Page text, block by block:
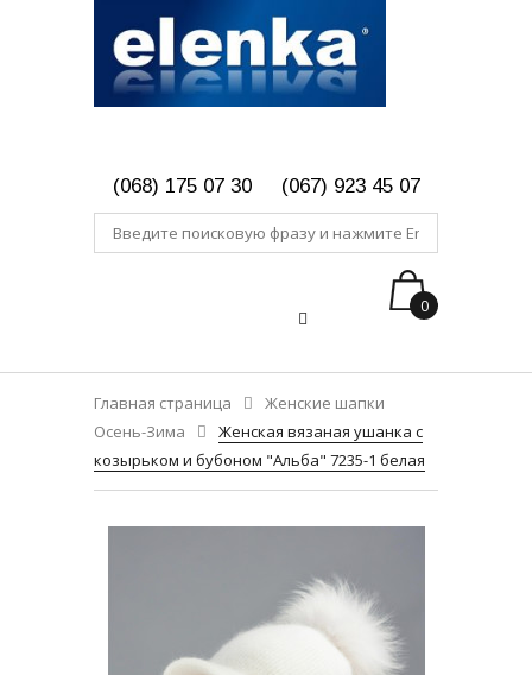
(068) 175 07 30 (067) 923 45 07
0
Главная страница
Женские шапки
Осень-Зима
Женская вязаная ушанка с
козырьком и бубоном "Альба" 7235-1 белая